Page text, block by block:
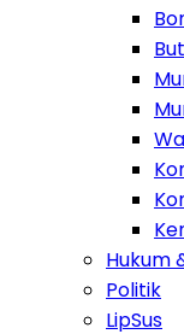
Hukum
Politik
LipSus